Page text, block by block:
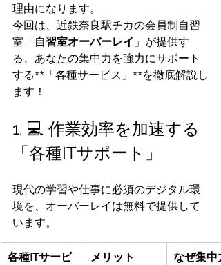
理由になります。
今回は、近鉄奈良駅チカの会員制自習
室「自習室オーバーレイ 」が提供す
る、あなたの集中力を強力にサポート
する**「各種サービス」**を徹底解説し
ます！
1. 💻 作業効率を加速する
「各種ITサポート」
現代の学習や仕事に必須のデジタル環
境を、オーバーレイは無料で提供して
います。
各種ITサービ
メリット
なぜ集中